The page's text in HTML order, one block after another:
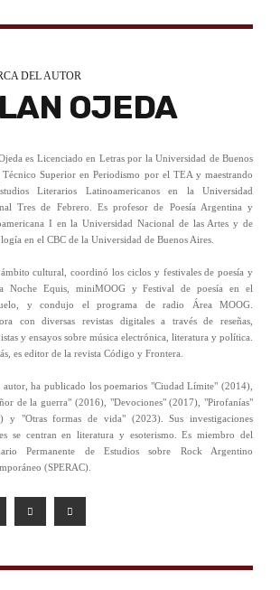
DEL AUTOR
OJEDA
es Licenciado en Letras por la Universidad de Buenos
Técnico Superior en Periodismo por el TEA y maestrando
Literarios Latinoamericanos en la Universidad
Tres de Febrero. Es profesor de Poesía Argentina y
I en la Universidad Nacional de las Artes y de
en el CBC de la Universidad de Buenos Aires.
cultural, coordinó los ciclos y festivales de poesía y
Noche Equis, miniMOOG y Festival de poesía en el
y condujo el programa de radio Área MOOG.
con diversas revistas digitales a través de reseñas,
y ensayos sobre música electrónica, literatura y política.
es editor de la revista Código y Frontera.
autor, ha publicado los poemarios "Ciudad Límite" (2014),
de la guerra" (2016), "Devociones" (2017), "Pirofanías"
y "Otras formas de vida" (2023). Sus investigaciones
se centran en literatura y esoterismo. Es miembro del
Permanente de Estudios sobre Rock Argentino
(SPERAC).